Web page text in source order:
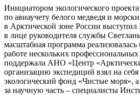
до архипелагов Новая Земля и Земля
Параллельно сняли документальный
и теперь любой зритель может
полярником и потрогать хозяина
Содержание
На старте
Экспедиция первая
Фильм-дневник